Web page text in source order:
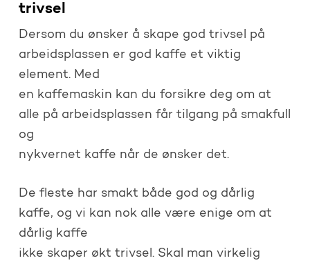
trivsel
Dersom du ønsker å skape god trivsel på
arbeidsplassen er god kaffe et viktig
element. Med
en kaffemaskin kan du forsikre deg om at
alle på arbeidsplassen får tilgang på smakfull
og
nykvernet kaffe når de ønsker det.
De fleste har smakt både god og dårlig
kaffe, og vi kan nok alle være enige om at
dårlig kaffe
ikke skaper økt trivsel. Skal man virkelig